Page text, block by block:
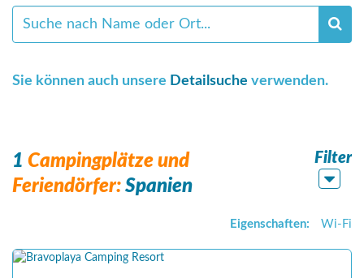
Sie können auch unsere Detailsuche verwenden.
1 Campingplätze und
Feriendörfer: Spanien
Filter
Eigenschaften: Wi-Fi